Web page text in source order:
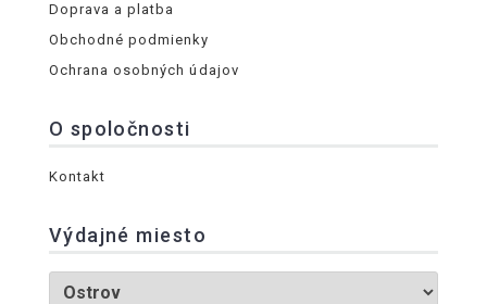
Doprava a platba
Obchodné podmienky
Ochrana osobných údajov
O spoločnosti
Kontakt
Výdajné miesto